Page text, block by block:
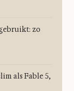
zo
als Fable 5,